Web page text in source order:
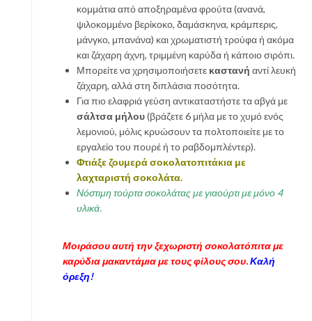
κομμάτια από αποξηραμένα φρούτα (ανανά,
ψιλοκομμένο βερίκοκο, δαμάσκηνα, κράμπερις,
μάνγκο, μπανάνα) και χρωματιστή τρούφα ή ακόμα
και ζάχαρη άχνη, τριμμένη καρύδα ή κάποιο σιρόπι.
Μπορείτε να χρησιμοποιήσετε καστανή αντί λευκή
ζάχαρη, αλλά στη διπλάσια ποσότητα.
Για πιο ελαφριά γεύση αντικαταστήστε τα αβγά με
σάλτσα μήλου(βράζετε 6 μήλα με το χυμό ενός
λεμονιού, μόλις κρυώσουν τα πολτοποιείτε με το
εργαλείο του πουρέ ή το ραβδομπλέντερ).
Φτιάξε ζουμερά σοκολατοπιτάκια με
λαχταριστή σοκολάτα.
Νόστιμη τούρτα σοκολάτας με γιαούρτι με μόνο 4
υλικά.
Μοιράσου αυτή την ξεχωριστή σοκολατόπιτα με
καρύδια μακαντάμια με τους φίλους σου.Καλή
όρεξη!